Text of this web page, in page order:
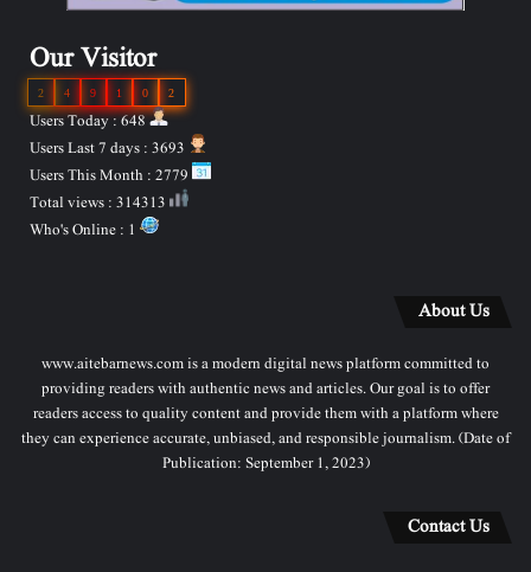
Our Visitor
2
0
1
9
4
2
Users Today : 648
About Us
www.aitebarnews.com is a modern digital news platform committed to
providing readers with authentic news and articles. Our goal is to offer
readers access to quality content and provide them with a platform where
they can experience accurate, unbiased, and responsible journalism. (Date of
Publication: September 1, 2023)
Contact Us